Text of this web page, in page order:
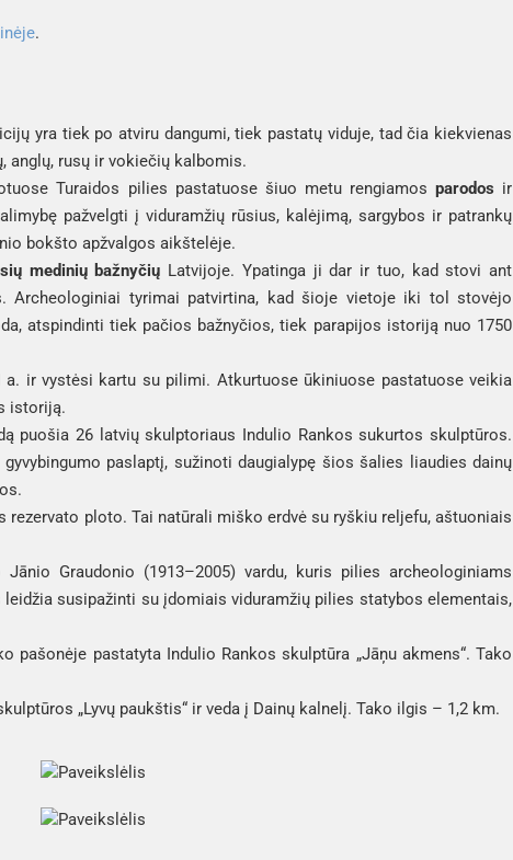
.
yra tiek po atviru dangumi, tiek pastatų viduje, tad čia kiekvienas
anglų, rusų ir vokiečių kalbomis.
Turaidos pilies pastatuose šiuo metu rengiamos parodos ir
pažvelgti į viduramžių rūsius, kalėjimą, sargybos ir patrankų
bokšto apžvalgos aikštelėje.
medinių bažnyčių Latvijoje. Ypatinga ji dar ir tuo, kad stovi ant
Archeologiniai tyrimai patvirtina, kad šioje vietoje iki tol stovėjo
atspindinti tiek pačios bažnyčios, tiek parapijos istoriją nuo 1750
ir vystėsi kartu su pilimi. Atkurtuose ūkiniuose pastatuose veikia
istoriją.
puošia 26 latvių skulptoriaus Indulio Rankos sukurtos skulptūros.
paslaptį, sužinoti daugialypę šios šalies liaudies dainų
ploto. Tai natūrali miško erdvė su ryškiu reljefu, aštuoniais
Graudonio (1913–2005) vardu, kuris pilies archeologiniams
susipažinti su įdomiais viduramžių pilies statybos elementais,
pastatyta Indulio Rankos skulptūra „Jāņu akmens“. Tako
„Lyvų paukštis“ ir veda į Dainų kalnelį. Tako ilgis – 1,2 km.